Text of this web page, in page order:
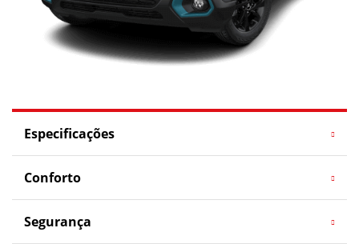
Especificações
Conforto
Segurança